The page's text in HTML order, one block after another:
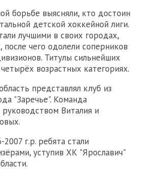
борьбе выясняли, кто достоин
детской хоккейной лиги.
лучшими в своих городах,
после чего одолели соперников
Титулы сильнейших
возрастных категориях.
представлял клуб из
"Заречье". Команда
Виталия и
г.р. ребята стали
уступив ХК "Ярославич"